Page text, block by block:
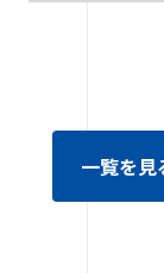
一覧を見